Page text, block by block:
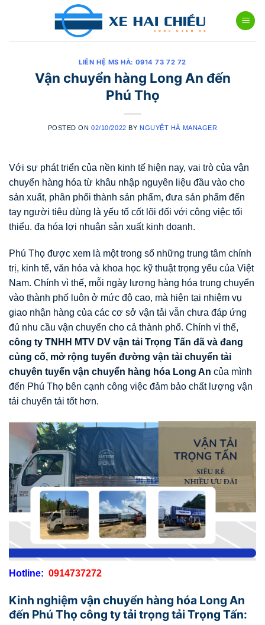
LIÊN HỆ MS HÀ: 0914 73 72 72
Vận chuyển hàng Long An đến
Phú Thọ
POSTED ON02/10/2022 BY NGUYỆT HÀ MANAGER
Với sự phát triển của nền kinh tế hiện nay, vai trò của vận
chuyển hàng hóa từ khâu nhập nguyên liệu đầu vào cho
sản xuất, phân phối thành sản phẩm, đưa sản phẩm đến
tay người tiêu dùng là yếu tố cốt lõi đối với công việc tối
thiểu. đa hóa lợi nhuận sản xuất kinh doanh.
Phú Thọ được xem là một trong số những trung tâm chính
trị, kinh tế, văn hóa và khoa học kỹ thuật trọng yếu của Việt
Nam. Chính vì thế, mỗi ngày lượng hàng hóa trung chuyển
vào thành phố luôn ở mức độ cao, mà hiện tại nhiệm vụ
giao nhận hàng của các cơ sở vận tải vẫn chưa đáp ứng
đủ nhu cầu vận chuyển cho cả thành phố. Chính vì thế,
công ty TNHH MTV DV vận tải Trọng Tấn đã và đang
củng cố, mở rộng tuyến đường vận tải chuyển tải
chuyên tuyến vận chuyển hàng hóa Long An của mình
đến Phú Thọ bên cạnh công việc đảm bảo chất lượng vận
tải chuyển tải tốt hơn.
Hotline: 0914737272
Kinh nghiệm vận chuyển hàng hóa Long An
đến Phú Thọ công ty tải trọng tải Trọng Tấn: